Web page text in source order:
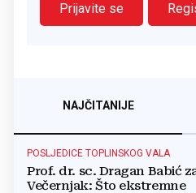
Prijavite se
NAJČITANIJE
POSLJEDICE TOPLINSKOG VALA
Prof. dr. sc. Dragan Babić
Večernjak: Što ekstremne